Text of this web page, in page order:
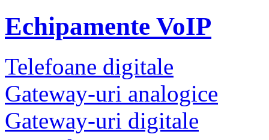
Echipamente VoIP
Telefoane digitale
Gateway-uri analogice
Gateway-uri digitale